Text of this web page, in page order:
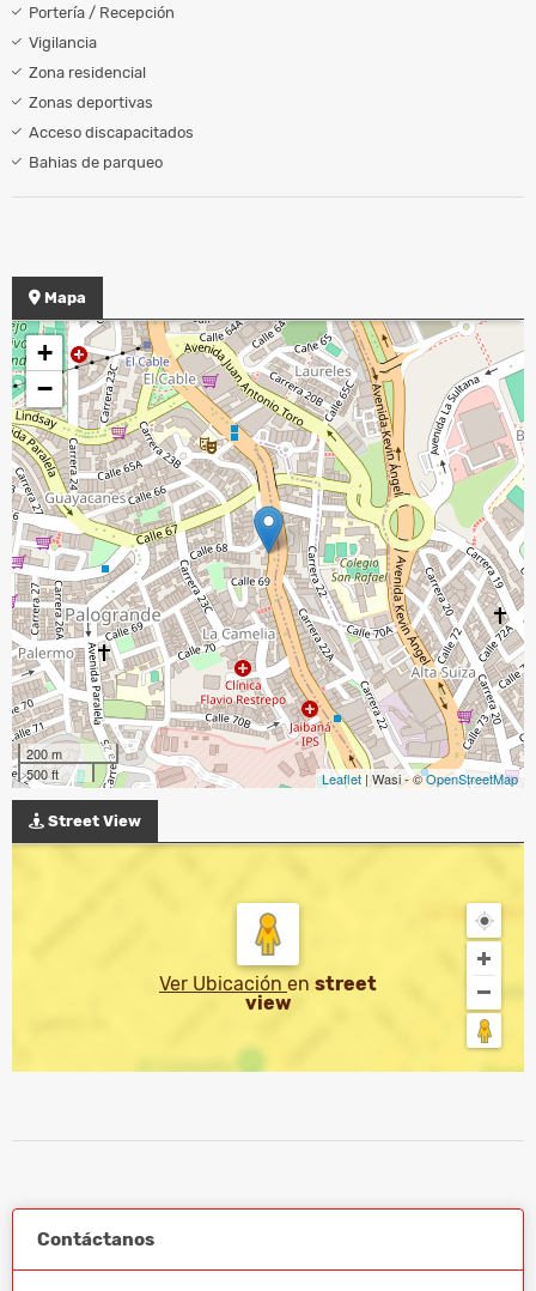
Portería / Recepción
Vigilancia
Zona residencial
Zonas deportivas
Acceso discapacitados
Bahias de parqueo
Mapa
+
−
200 m
500 ft
Leaflet | Wasi - ©OpenStreetMap
Street View
Ver Ubicación en street
view
Contáctanos